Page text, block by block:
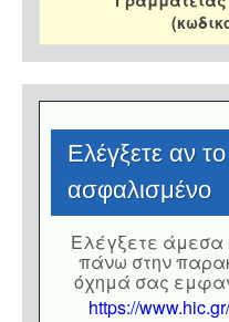
Eλέγξετε αν
ασφαλισμένο
Eλέγξετε άμεσα
πάνω στην
όχημά σας
https://